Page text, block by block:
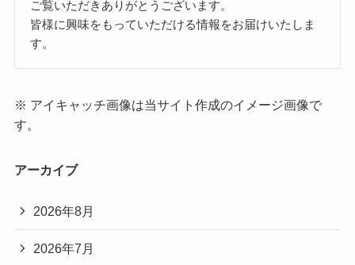
ご覧いただきありがとうございます。
皆様に興味をもっていただける情報をお届けいたしま
す。
※ アイキャッチ画像は当サイト作成のイメージ画像で
す。
アーカイブ
2026年8月
2026年7月